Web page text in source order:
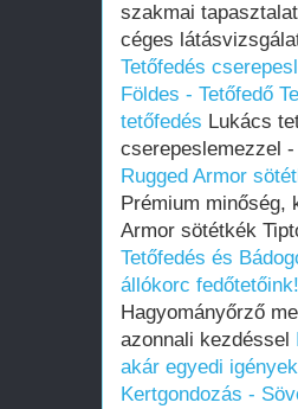
szakmai
céges
Tetőfedés
Földes - Tetőfedő
tetőfedés Lukács
cserepeslemezzel
Rugged Armor
Prémium minőség,
Armor sötétkék
Tetőfedés és
állókorc
Hagyományőrző
azonnali kezdéssel
akár egyedi
Kertgondozás -